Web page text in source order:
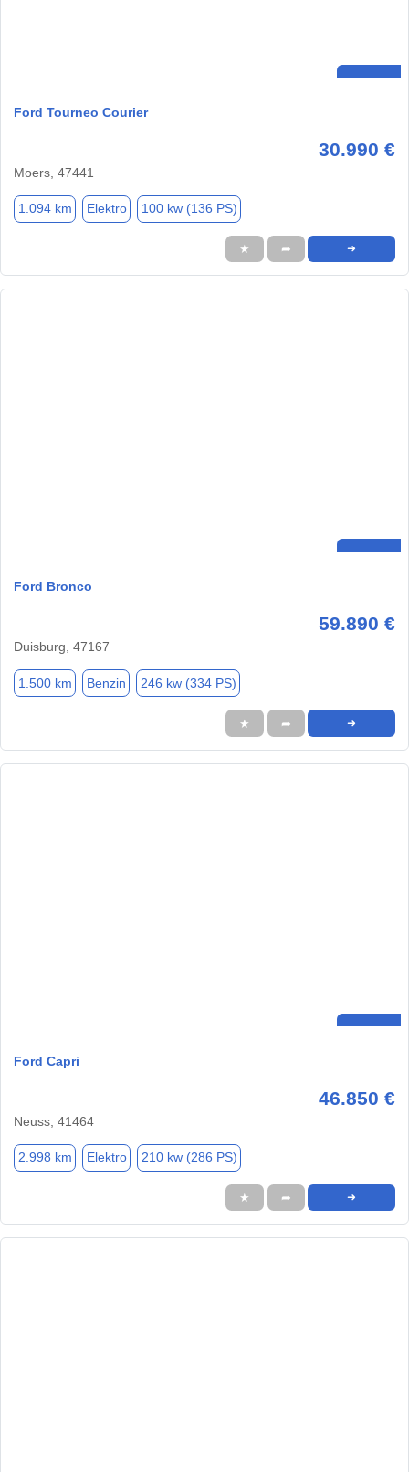
Ford Tourneo Courier
30.990 €
Moers, 47441
1.094 km Elektro 100 kw (136 PS)
★ ➦ ➜
Ford Bronco
59.890 €
Duisburg, 47167
1.500 km Benzin 246 kw (334 PS)
★ ➦ ➜
Ford Capri
46.850 €
Neuss, 41464
2.998 km Elektro 210 kw (286 PS)
★ ➦ ➜